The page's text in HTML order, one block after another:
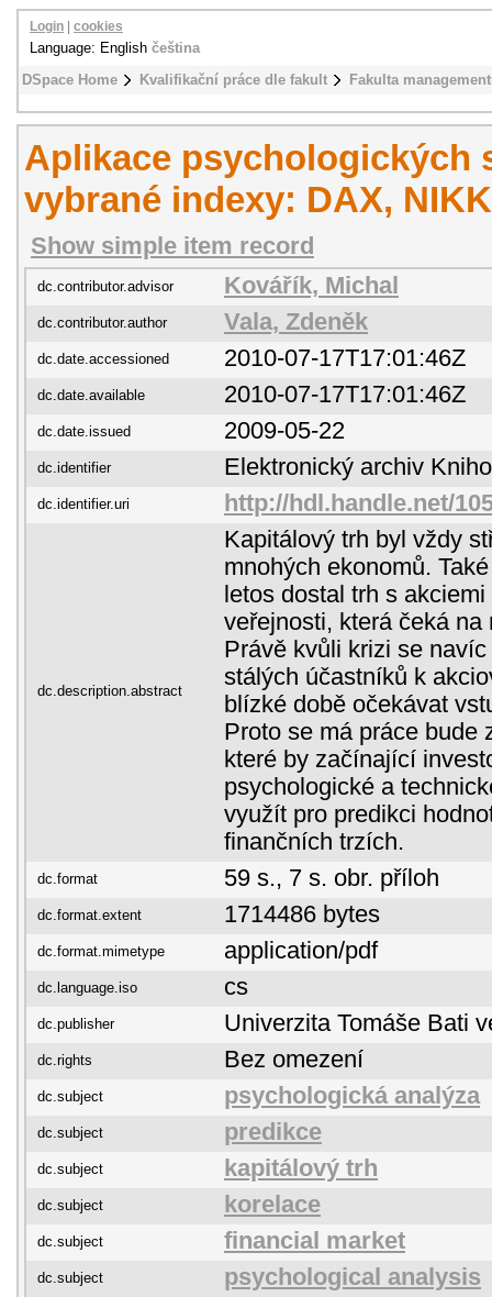
DSpace Home Kvalifikační práce dle fakult Fakulta
Login cookies
Language: English čeština
Aplikace psychologických
vybrané indexy: DAX,
Show simple item record
dc.contributor.advisor Kovářík, Michal
dc.contributor.author Vala, Zdeněk
dc.date.accessioned 2010-07-17T17:01:46Z
dc.date.available 2010-07-17T17:01:46Z
dc.date.issued 2009-05-22
dc.identifier Elektronický archiv
dc.identifier.uri http://hdl.handle.net/
dc.description.abstract
Kapitálový trh byl vždy
mnohých ekonomů.
letos dostal trh s
veřejnosti, která čeká na
Právě kvůli krizi se
stálých účastníků k
blízké době očekávat
Proto se má práce bude
které by začínající
psychologické a
využít pro predikci
finančních trzích.
dc.format 59 s., 7 s. obr. příloh
dc.format.extent 1714486 bytes
dc.format.mimetype application/pdf
dc.language.iso cs
dc.publisher Univerzita Tomáše Bati
dc.rights Bez omezení
dc.subject psychologická analýza
dc.subject predikce
dc.subject kapitálový trh
dc.subject korelace
dc.subject financial market
dc.subject psychological analysis